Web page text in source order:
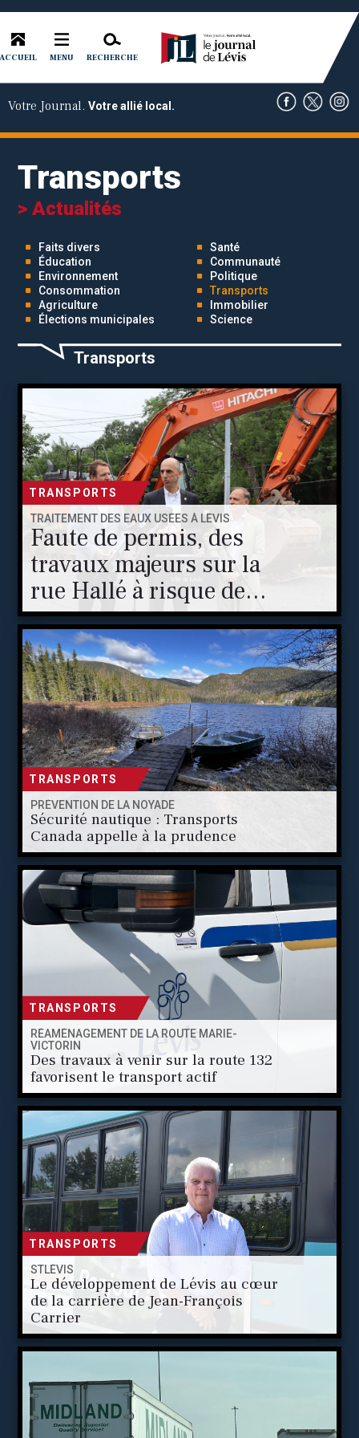
ACCUEIL MENU RECHERCHE
Votre Journal. Votre allié local.
Transports
> Actualités
Faits divers
Santé
Éducation
Communauté
Environnement
Politique
Consommation
Transports
Agriculture
Immobilier
Élections municipales
Science
Transports
TRANSPORTS
TRAITEMENT DES EAUX USÉES À LÉVIS
Faute de permis, des
travaux majeurs sur la
rue Hallé à risque de
retard
TRANSPORTS
PRÉVENTION DE LA NOYADE
Sécurité nautique : Transports
Canada appelle à la prudence
TRANSPORTS
RÉAMÉNAGEMENT DE LA ROUTE MARIE-
VICTORIN
Des travaux à venir sur la route 132
favorisent le transport actif
TRANSPORTS
STLÉVIS
Le développement de Lévis au cœur
de la carrière de Jean-François
Carrier